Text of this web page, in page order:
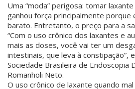
Uma “moda” perigosa: tomar
ganhou força principalmente porque
barato. Entretanto, o preço para a
“Com o uso crônico dos laxantes e
mais as doses, você vai ter um
intestinais, que leva à constipação”,
Sociedade Brasileira de Endoscopia
Romanholi Neto.
O uso crônico de laxante quando